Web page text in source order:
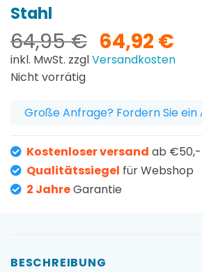
Stahl
64,95€
Preis
64,92 €
inkl. MwSt. zzglVersandkosten
Nicht vorrätig
Große Anfrage? Fordern Sie
Kostenloser versand ab €50,-
Qualitätssiegel für Webshop
2 JahreGarantie
BESCHREIBUNG